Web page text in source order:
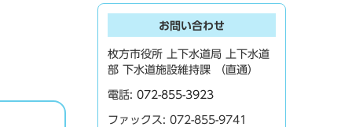
お問い合わせ
枚方市役所 上下水道局 上下水道
部 下水道施設維持課 （直通）
電話: 072-855-3923
ファックス: 072-855-9741